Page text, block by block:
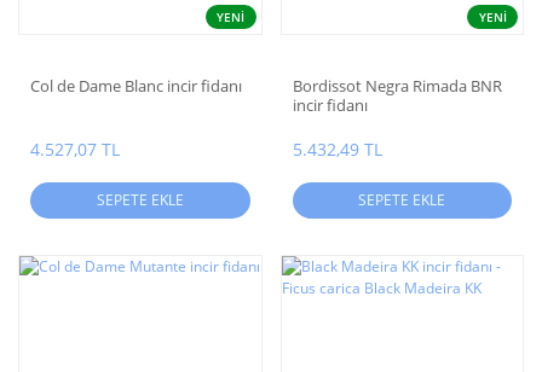
YENİ
Col de Dame Blanc incir fidanı
4.527,07 TL
SEPETE EKLE
YENİ
Bordissot Negra Rimada BNR
incir fidanı
5.432,49 TL
SEPETE EKLE